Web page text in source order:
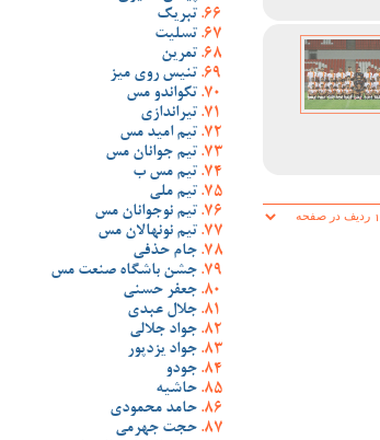
تبریک
تسلیت
تمرین
تنیس روی میز
تکواندو مس
تیراندازی
تیم امید مس
تیم جوانان مس
تیم مس ب
تیم ملی
تیم نوجوانان مس
تیم نونهالان مس
جام حذفی
جشن باشگاه صنعت مس
جعفر حسنی
جلال عبدی
جواد جلالی
جواد یزدپور
جودو
حاشیه
حامد محمودی
حجت جهرمی